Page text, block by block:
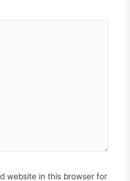
website in this browser for